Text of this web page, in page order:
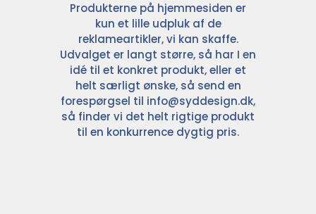
Produkterne på hjemmesiden er
kun et lille udpluk af de
reklameartikler, vi kan skaffe.
Udvalget er langt større, så har I en
idé til et konkret produkt, eller et
helt særligt ønske, så send en
forespørgsel til info@syddesign.dk,
så finder vi det helt rigtige produkt
til en konkurrence dygtig pris.